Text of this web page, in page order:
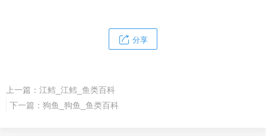
分享
上一篇： 江鳕_江鳕_鱼类百科
下一篇： 狗鱼_狗鱼_鱼类百科